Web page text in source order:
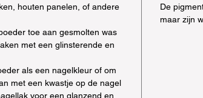
houten panelen, of andere
toe aan gesmolten was
met een glinsterende en
als een nagelkleur of om
met een kwastje op de nagel
voor een glanzend en
De
maar zijn